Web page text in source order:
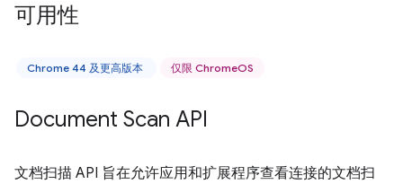
可用性
Chrome 44 及更高版本 仅限 ChromeOS
Document Scan API
文档扫描 API 旨在允许应用和扩展程序查看连接的文档扫